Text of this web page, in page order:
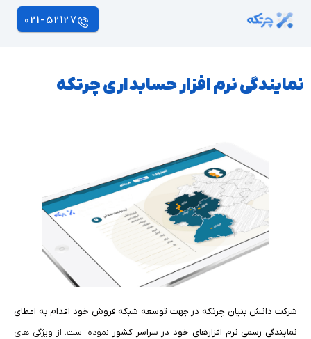
021-52127
نمایندگی نرم افزار حسابداری چرتکه
شرکت دانش بنیان چرتکه در جهت توسعه شبکه فروش خود اقدام به اعطای
نمایندگی رسمی نرم افزارهای خود در سراسر کشور نموده است. از ویژگی های